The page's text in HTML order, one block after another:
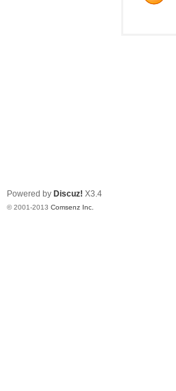
Powered by Discuz! X3.4
© 2001-2013 Comsenz Inc.